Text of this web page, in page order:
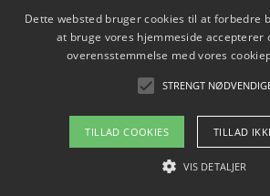
Sådan har udviklingen inden for
ændret sig
Copyright 2026 - Pilanto
Om / kontakt
Dette websted bruger cookies til at forbedre
at bruge vores hjemmeside accepterer
overensstemmelse med vores
STRENGT
TILLAD COOKIES TILLAD
VIS DETALJER